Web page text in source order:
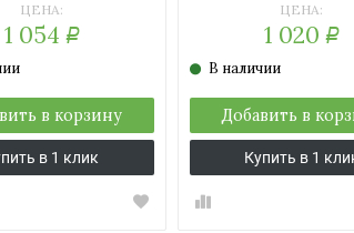
ЦЕНА:
1 054 Р
в корзину
в 1 клик
ЦЕНА:
1 020Р
В наличии
Добавить в
Купить в 1